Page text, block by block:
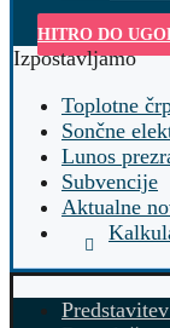
HITRO DO
Izpostavljamo
Toplotne
Sončne
Lunos
Subvencije
Aktualne